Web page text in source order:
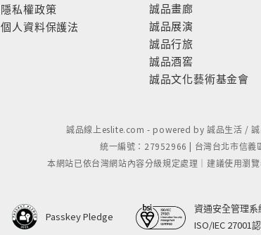
隱私權政策
個人資料保護法
誠品畫廊
誠品展演
誠品行旅
誠品酒窖
誠品文化藝術基金會
誠品線上eslite.com - powered by 誠品生活 /
統一編號：27952966 | 台灣台北市信
本網站已依台灣網站內容分級規定處理｜建議使用
Passkey Pledge
資通安全管理系
ISO/IEC 27001